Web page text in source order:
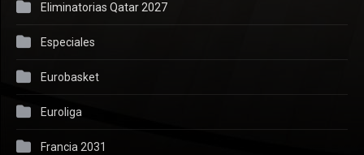
Eliminatorias Qatar 2027
Especiales
Eurobasket
Euroliga
Francia 2031